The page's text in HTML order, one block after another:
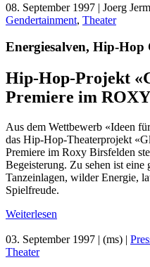
08. September 1997 | Joerg
Gendertainment, Theater
Energiesalven, Hip-Hop
Hip-Hop-Projekt
Premiere im
Aus dem Wettbewerb «Ideen
das Hip-Hop-Theaterprojekt
Premiere im Roxy Birsfelden
Begeisterung. Zu sehen ist
Tanzeinlagen, wilder Energie,
Spielfreude.
Weiterlesen
03. September 1997 | (ms) |
Theater